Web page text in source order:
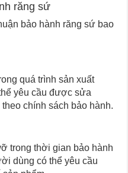
răng sứ
bảo hành răng sứ bao
quá trình sản xuất
yêu cầu được sửa
chính sách bảo hành.
trong thời gian bảo hành
dùng có thể yêu cầu